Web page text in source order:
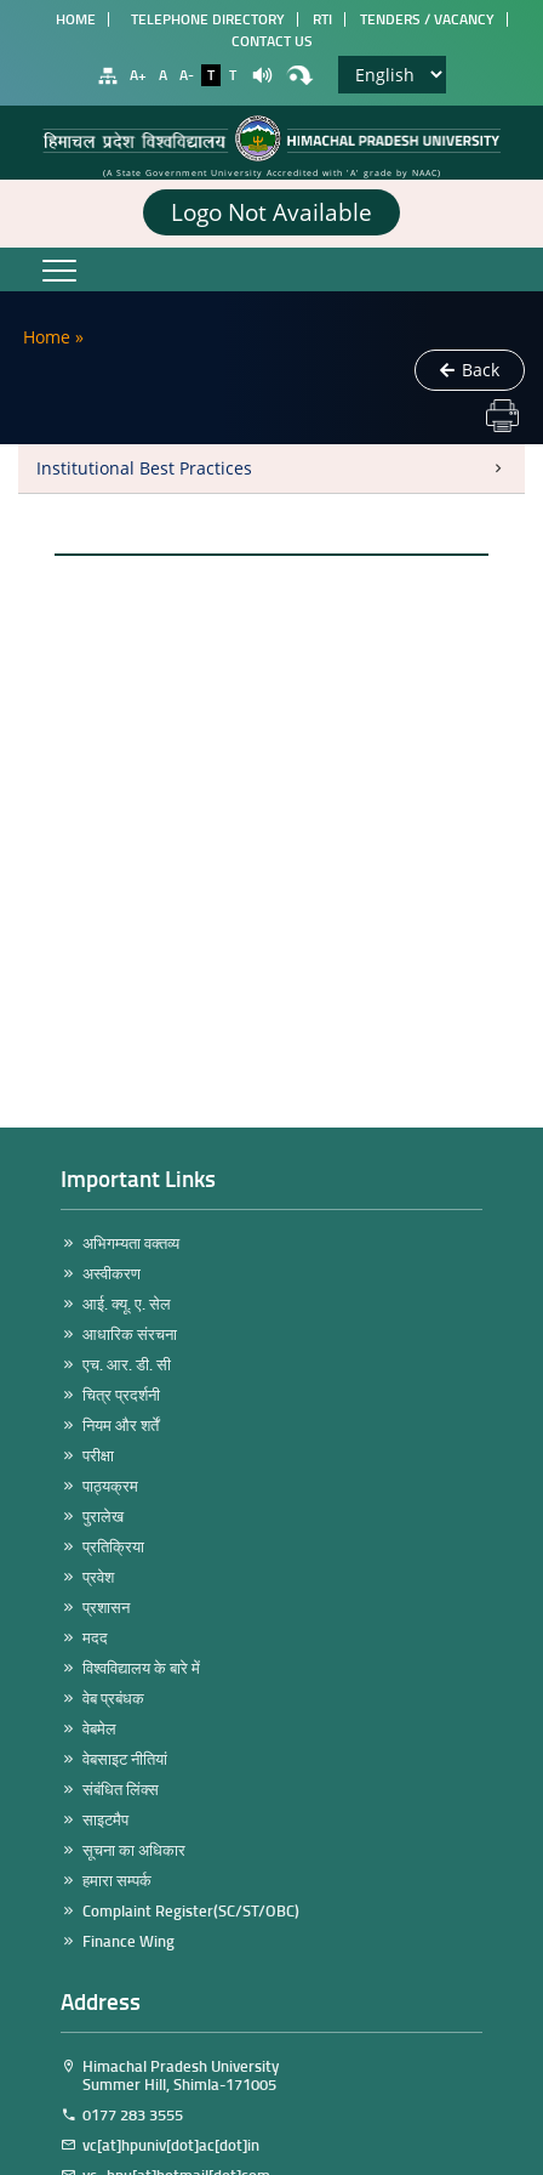
HOME TELEPHONE DIRECTORY RTI
TENDERS / VACANCY
CONTACT US
A+
A A- T T
(A State Government University Accredited with 'A' grade by NAAC)
Logo Not Available
Home »
Back
Institutional Best Practices
Important Links
अभिगम्यता वक्तव्य
अस्वीकरण
आई. क्यू. ए. सेल
आधारिक संरचना
एच. आर. डी. सी
चित्र प्रदर्शनी
नियम और शर्तें
परीक्षा
पाठ्यक्रम
पुरालेख
प्रतिक्रिया
प्रवेश
प्रशासन
मदद
विश्वविद्यालय के बारे में
वेब प्रबंधक
वेबमेल
वेबसाइट नीतियां
संबंधित लिंक्स
साइटमैप
सूचना का अधिकार
हमारा सम्पर्क
Complaint Register(SC/ST/OBC)
Finance Wing
Address
Himachal Pradesh University
Summer Hill, Shimla-171005
0177 283 3555
vc[at]hpuniv[dot]ac[dot]in